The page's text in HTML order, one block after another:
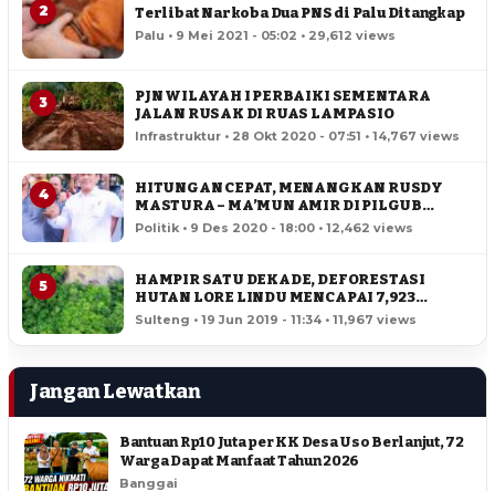
2 Terlibat Narkoba Dua PNS di Palu Ditangkap
Palu • 9 Mei 2021 - 05:02 • 29,612 views
3
PJN WILAYAH I PERBAIKI SEMENTARA
JALAN RUSAK DI RUAS LAMPASIO
Infrastruktur • 28 Okt 2020 - 07:51 • 14,767 views
4
HITUNGAN CEPAT, MENANGKAN RUSDY
MASTURA – MA’MUN AMIR DI PILGUB
SULTENG
Politik • 9 Des 2020 - 18:00 • 12,462 views
5
HAMPIR SATU DEKADE, DEFORESTASI
HUTAN LORE LINDU MENCAPAI 7,923
HEKTAR
Sulteng • 19 Jun 2019 - 11:34 • 11,967 views
Jangan Lewatkan
Bantuan Rp10 Juta per KK Desa Uso Berlanjut, 72
Warga Dapat Manfaat Tahun 2026
Banggai